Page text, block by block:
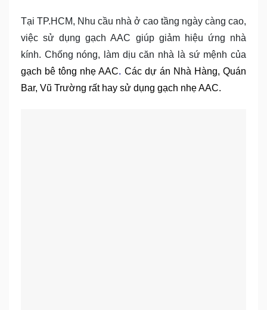
Tại TP.HCM, Nhu cầu nhà ở cao tầng ngày càng cao,
việc sử dụng gạch AAC giúp giảm hiệu ứng nhà
kính. Chống nóng, làm dịu căn nhà là sứ mệnh của
gạch bê tông nhẹ AAC. Các dự án Nhà Hàng, Quán
Bar, Vũ Trường rất hay sử dụng gạch nhẹ AAC.